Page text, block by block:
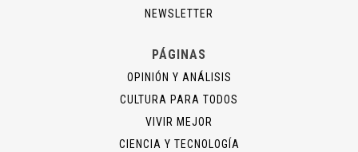
NEWSLETTER
PÁGINAS
OPINIÓN Y ANÁLISIS
CULTURA PARA TODOS
VIVIR MEJOR
CIENCIA Y TECNOLOGÍA